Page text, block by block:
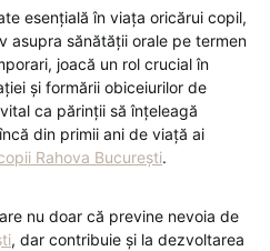
esențială în viața oricărui copil,
asupra sănătății orale pe termen
joacă un rol crucial în
și formării obiceiurilor de
ca părinții să înțeleagă
din primii ani de viață ai
Rahova București.
nu doar că previne nevoia de
, dar contribuie și la dezvoltarea